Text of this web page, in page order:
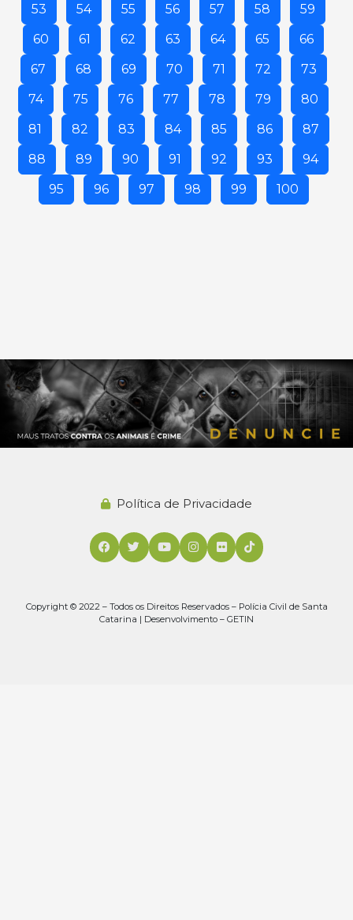
53
54 55 56 57 58
59
60
61 62 63 64 65
66
67
68 69 70 71 72
73
74
75 76 77 78 79
80
81
82 83 84 85 86
87
88
89 90 91 92 93
94
95
96 97 98 99 100
Política de Privacidade
Copyright © 2022 – Todos os Direitos Reservados – Polícia Civil de Santa
Catarina | Desenvolvimento – GETIN